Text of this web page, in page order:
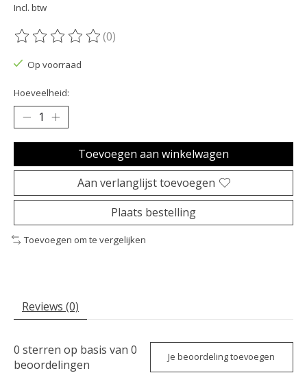
Incl. btw
De beoordeling van dit product is
(0)
Op voorraad
Hoeveelheid:
Toevoegen aan winkelwagen
Aan verlanglijst toevoegen
Plaats bestelling
Toevoegen om te vergelijken
Reviews (0)
0 sterren op basis van 0
beoordelingen
Je beoordeling toevoegen